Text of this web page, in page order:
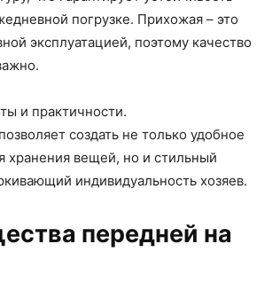
погрузке. Прихожая – это
эксплуатацией, поэтому качество
и практичности.
создать не только удобное
хранения вещей, но и стильный
индивидуальность хозяев.
передней на